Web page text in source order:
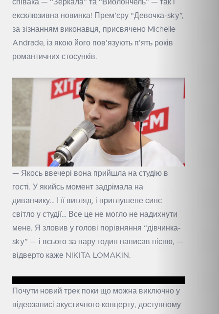
співака — “Зеркала” та “Виолончель” — так і
ексклюзивна новинка! Прем’єру “Девочка-sky”,
за зізнанням виконавця, присвячено Michelle
Andrade, із якою його пов’язують п’ять років
романтичних стосунків.
— Якось ввечері вона прийшла на студію в
гості. У якийсь момент задрімала на
диванчику… І її вигляд, і приглушене синє
світло у студії… Все це не могло не надихнути
мене. Я зловив у голові порівняння “дівчинка-
sky” — і всього за пару годин написав пісню, —
відверто каже NIKITA LOMAKIN.
Почути новий трек поки що можна виключно у
відеозаписі акустичного концерту, доступному